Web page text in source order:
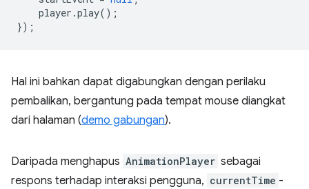
player .play();
});
Hal ini bahkan dapat digabungkan dengan perilaku
pembalikan, bergantung pada tempat mouse diangkat
dari halaman (demo gabungan).
Daripada menghapus AnimationPlayer sebagai
respons terhadap interaksi pengguna, currentTime -